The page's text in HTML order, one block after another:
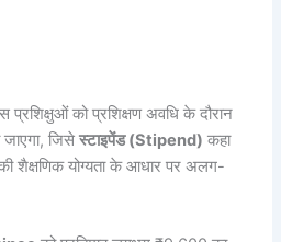
प्रशिक्षुओं को प्रशिक्षण अवधि के दौरान
जाएगा, जिसेस्टाइपेंड (Stipend) कहा
शैक्षणिक योग्यता के आधार पर अलग-